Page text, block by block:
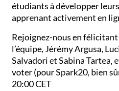
étudiants à développer
apprenant activement en
Rejoignez-nous en
l’équipe, Jérémy Argusa,
Salvadori et Sabina Tartea,
voter (pour Spark20, bien
20:00 CET